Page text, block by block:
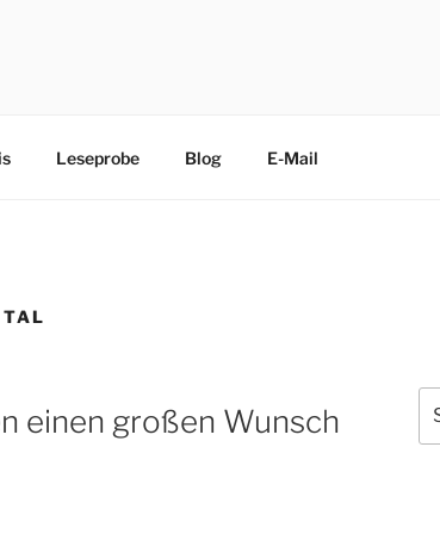
Leseprobe Blog E-Mail
TAL
einen großen Wunsch